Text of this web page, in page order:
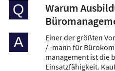
Q
Warum
A
Einer der größten
/ -mann für
management ist die
Einsatzfähigkeit.